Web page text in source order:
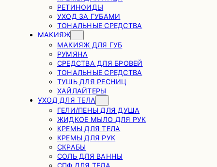
РЕТИНОИДЫ
УХОД ЗА ГУБАМИ
ТОНАЛЬНЫЕ СРЕДСТВА
МАКИЯЖ
МАКИЯЖ ДЛЯ ГУБ
РУМЯНА
СРЕДСТВА ДЛЯ БРОВЕЙ
ТОНАЛЬНЫЕ СРЕДСТВА
ТУШЬ ДЛЯ РЕСНИЦ
ХАЙЛАЙТЕРЫ
УХОД ДЛЯ ТЕЛА
ГЕЛИ/ПЕНЫ ДЛЯ ДУША
ЖИДКОЕ МЫЛО ДЛЯ РУК
КРЕМЫ ДЛЯ ТЕЛА
КРЕМЫ ДЛЯ РУК
СКРАБЫ
СОЛЬ ДЛЯ ВАННЫ